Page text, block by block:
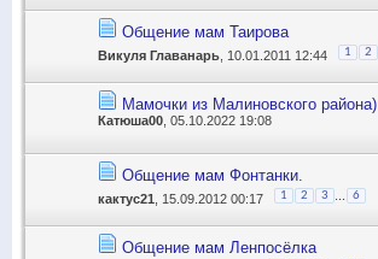
Общение мам Таирова
Викуля Главанарь , 10.01.2011 12:44 1 2
Мамочки из Малиновского района)
Катюша00 , 05.10.2022 19:08
Общение мам Фонтанки.
кактус21 , 15.09.2012 00:17 1 2 3 6
Общение мам Ленпосёлка